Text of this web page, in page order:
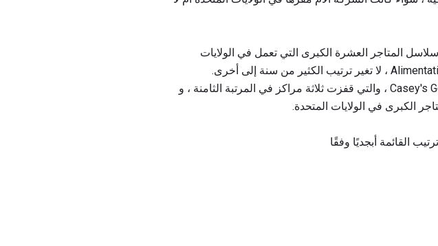
بين سلاسل أكبر 100 متجر للراحة من 2012 و 2013 أن سلاسل المتاجر العشرة الكبرى التي تعمل في الولايات
المتحدة والتي تشمل 7-11 ، BP ، Shell ، Chevron ، و Alimentation Couche-Tard ، لا تغير ترتيب الكثير من سنة إلى أخرى.
الاستثناء من ذلك في قائمة ترتيب أكبر المتاجر في عام 2013 هو Casey's General ، والتي قفزت ثلاثة مراكز في المرتبة الثامنة ، و